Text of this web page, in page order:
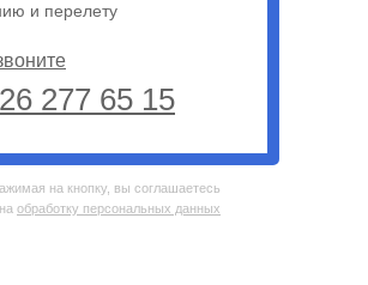
на кнопку, вы соглашаетесь
на обработку персональных данных
и перелету
277 65 15